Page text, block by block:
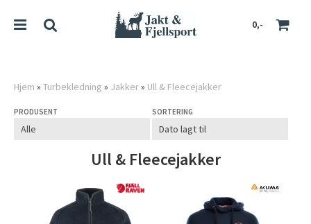
0,-
Hjem » Turbekledning » Jakker» Ull & Fleecejakker
PRODUSENT SORTERING
Ull & Fleecejakker